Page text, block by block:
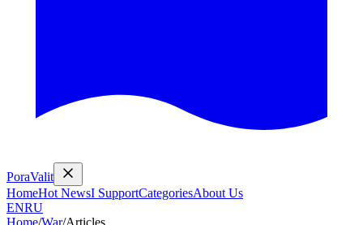
PoraValit
HomeHot NewsI SupportCategoriesAbout Us
ENRU
Home/War/Articles